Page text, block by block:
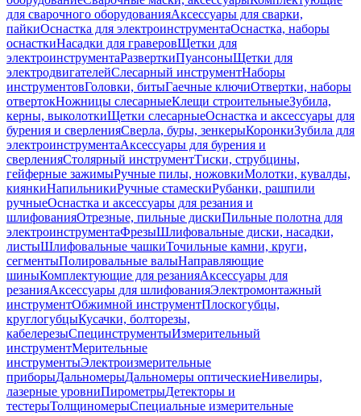
для сварочного оборудованияАксессуары для сварки,
пайкиОснастка для электроинструментаОснастка, наборы
оснасткиНасадки для граверовЩетки для
электроинструментаРазверткиПуансоныЩетки для
электродвигателейСлесарный инструментНаборы
инструментовГоловки, битыГаечные ключиОтвертки, наборы
отвертокНожницы слесарныеКлещи строительныеЗубила,
керны, выколоткиЩетки слесарныеОснастка и аксессуары для
бурения и сверленияСверла, буры, зенкерыКоронкиЗубила для
электроинструментаАксессуары для бурения и
сверленияСтолярный инструментТиски, струбцины,
гейферные зажимыРучные пилы, ножовкиМолотки, кувалды,
киянкиНапильникиРучные стамескиРубанки, рашпили
ручныеОснастка и аксессуары для резания и
шлифованияОтрезные, пильные дискиПильные полотна для
электроинструментаФрезыШлифовальные диски, насадки,
листыШлифовальные чашкиТочильные камни, круги,
сегментыПолировальные валыНаправляющие
шиныКомплектующие для резанияАксессуары для
резанияАксессуары для шлифованияЭлектромонтажный
инструментОбжимной инструментПлоскогубцы,
круглогубцыКусачки, болторезы,
кабелерезыСпецинструментыИзмерительный
инструментМерительные
инструментыЭлектроизмерительные
приборыДальномерыДальномеры оптическиеНивелиры,
лазерные уровниПирометрыДетекторы и
тестерыТолщиномерыСпециальные измерительные